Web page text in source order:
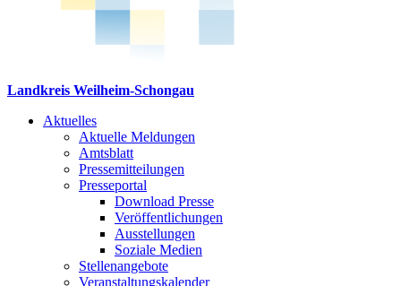
Landkreis Weilheim-Schongau
Aktuelles
Aktuelle Meldungen
Amtsblatt
Pressemitteilungen
Presseportal
Download Presse
Veröffentlichungen
Ausstellungen
Soziale Medien
Stellenangebote
Veranstaltungskalender